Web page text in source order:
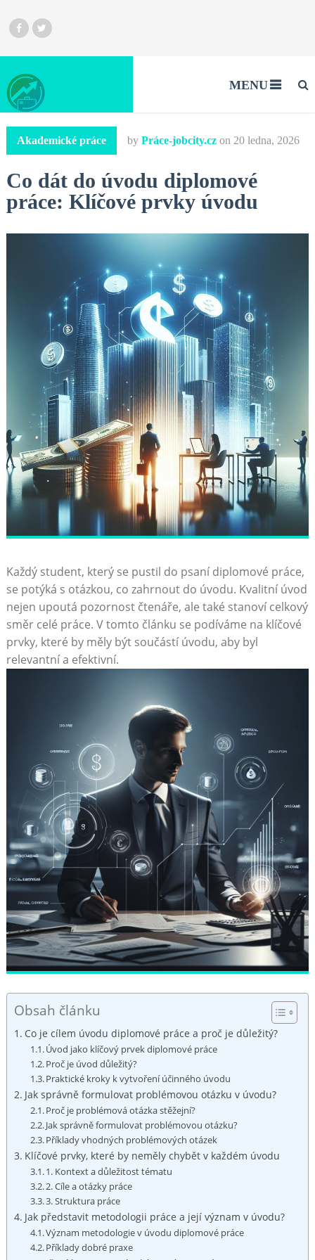
MENU
Akademické práce by Práce-jobcity.cz on 20 ledna, 2026
Co dát do úvodu diplomové
práce: Klíčové prvky úvodu
Každý student, který se pustil do psaní diplomové práce,⁤
se potýká s otázkou, ‍co zahrnout‌ do úvodu. Kvalitní úvod
nejen ⁢upoutá‍ pozornost čtenáře, ale také stanoví celkový
směr celé práce. V tomto článku ‍se podíváme na klíčové
prvky, které by měly být součástí úvodu, aby byl
relevantní a efektivní.
Obsah článku
Co je cílem úvodu diplomové práce a proč je důležitý?
Úvod jako klíčový prvek diplomové práce
Proč je úvod​ důležitý?
Praktické kroky k vytvoření účinného úvodu
Jak správně formulovat problémovou otázku v úvodu?
Proč je problémová otázka stěžejní?
Jak správně formulovat problémovou otázku?
Příklady⁤ vhodných problémových otázek
Klíčové prvky,⁤ které by neměly chybět v každém úvodu
1. Kontext a důležitost tématu
2. Cíle a otázky práce
3. Struktura práce
Jak ‍představit metodologii práce ‍a její význam v⁢ úvodu?
Význam metodologie v úvodu diplomové práce
Příklady dobré praxe